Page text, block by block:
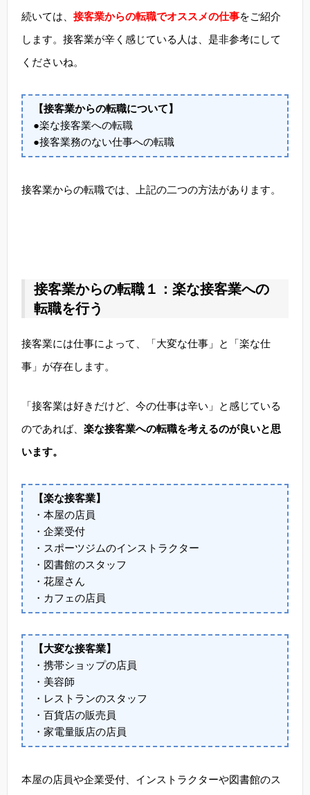
続いては、 接客業からの転職でオススメの仕事をご紹介
します。接客業が辛く感じている人は、是非参考にして
くださいね。
【接客業からの転職について】
●楽な接客業への転職
●接客業務のない仕事への転職
接客業からの転職では、上記の二つの方法があります。
接客業からの転職１：楽な接客業への
転職を行う
接客業には仕事によって、「大変な仕事」と「楽な仕
事」が存在します。
「接客業は好きだけど、今の仕事は辛い」と感じている
のであれば、 楽な接客業への転職を考えるのが良いと思
います。
【楽な接客業】
・本屋の店員
・企業受付
・スポーツジムのインストラクター
・図書館のスタッフ
・花屋さん
・カフェの店員
【大変な接客業】
・携帯ショップの店員
・美容師
・レストランのスタッフ
・百貨店の販売員
・家電量販店の店員
本屋の店員や企業受付、インストラクターや図書館のス